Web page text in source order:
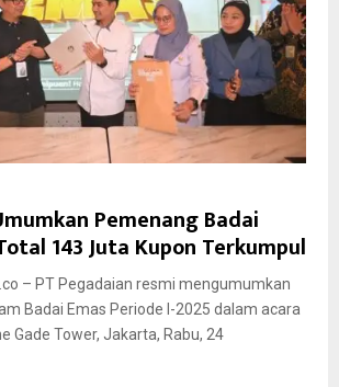
Pemenang Badai
143 Juta Kupon Terkumpul
– PT Pegadaian resmi mengumumkan
Badai Emas Periode I-2025 dalam acara
Gade Tower, Jakarta, Rabu, 24